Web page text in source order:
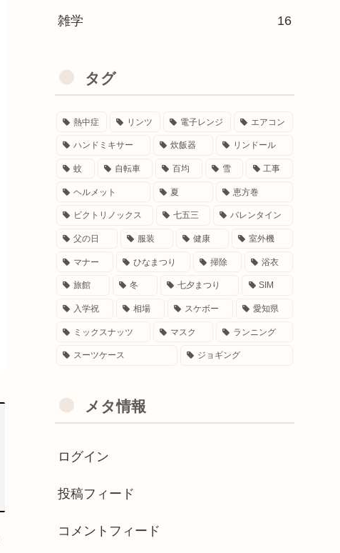
雑学 16
タグ
熱中症 リンツ 電子レンジ エアコン
ハンドミキサー 炊飯器 リンドール
蚊 自転車 百均 雪 工事
ヘルメット 夏 恵方巻
ビクトリノックス 七五三 バレンタイン
父の日 服装 健康 室外機
マナー ひなまつり 掃除 浴衣
旅館 冬 七夕まつり SIM
入学祝 相場 スケボー 愛知県
ミックスナッツ マスク ランニング
スーツケース ジョギング
メタ情報
ログイン
投稿フィード
コメントフィード